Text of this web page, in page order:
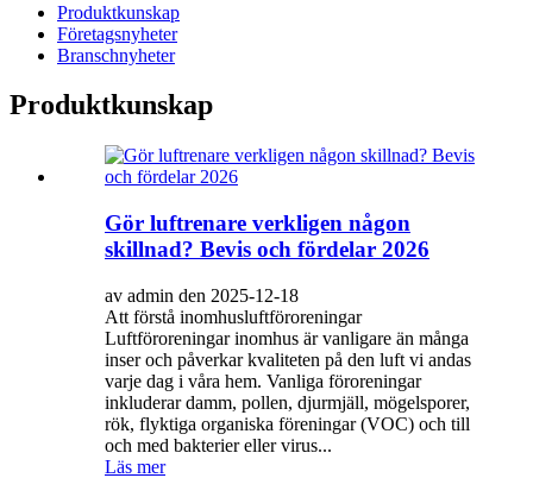
Produktkunskap
Företagsnyheter
Branschnyheter
Produktkunskap
Gör luftrenare verkligen någon
skillnad? Bevis och fördelar 2026
av admin den 2025-12-18
Att förstå inomhusluftföroreningar
Luftföroreningar inomhus är vanligare än många
inser och påverkar kvaliteten på den luft vi andas
varje dag i våra hem. Vanliga föroreningar
inkluderar damm, pollen, djurmjäll, mögelsporer,
rök, flyktiga organiska föreningar (VOC) och till
och med bakterier eller virus...
Läs mer